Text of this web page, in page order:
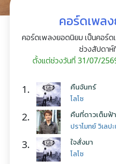
คอร์ดเพล
คอร์ดเพลงยอดนิยม เป็นคอร์ด
ช่วงสัปดาห์
ตั้งแต่ช่วงวันที่ 31/07/
1. คืนจันทร์
โลโซ
2. คืนที่ดาวเต็มฟ้า
ปราโมทย์ วิเลปะ
3. ใจสั่งมา
โลโซ